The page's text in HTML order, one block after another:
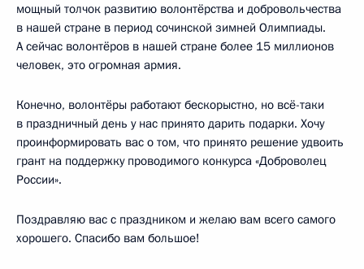
мощный толчок развитию волонтёрства и добровольчества
в нашей стране в период сочинской зимней Олимпиады.
А сейчас волонтёров в нашей стране более 15 миллионов
человек, это огромная армия.
Конечно, волонтёры работают бескорыстно, но всё-таки
в праздничный день у нас принято дарить подарки. Хочу
проинформировать вас о том, что принято решение удвоить
грант на поддержку проводимого конкурса «Доброволец
России».
Поздравляю вас с праздником и желаю вам всего самого
хорошего. Спасибо вам большое!